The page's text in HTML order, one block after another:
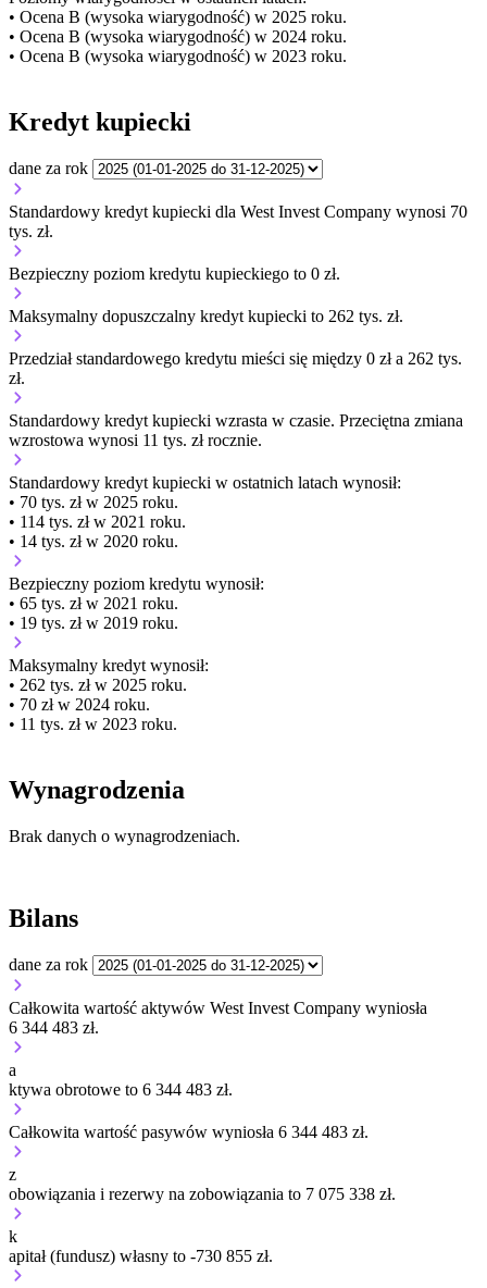
• Ocena B (wysoka wiarygodność) w 2025 roku.
• Ocena B (wysoka wiarygodność) w 2024 roku.
• Ocena B (wysoka wiarygodność) w 2023 roku.
Kredyt kupiecki
dane za rok
Standardowy kredyt kupiecki dla West Invest Company wynosi 70
tys. zł.
Bezpieczny poziom kredytu kupieckiego to 0 zł.
Maksymalny dopuszczalny kredyt kupiecki to 262 tys. zł.
Przedział standardowego kredytu mieści się między 0 zł a 262 tys.
zł.
Standardowy kredyt kupiecki wzrasta w czasie. Przeciętna zmiana
wzrostowa wynosi 11 tys. zł rocznie.
Standardowy kredyt kupiecki w ostatnich latach wynosił:
• 70 tys. zł w 2025 roku.
• 114 tys. zł w 2021 roku.
• 14 tys. zł w 2020 roku.
Bezpieczny poziom kredytu wynosił:
• 65 tys. zł w 2021 roku.
• 19 tys. zł w 2019 roku.
Maksymalny kredyt wynosił:
• 262 tys. zł w 2025 roku.
• 70 zł w 2024 roku.
• 11 tys. zł w 2023 roku.
Wynagrodzenia
Brak danych o wynagrodzeniach.
Bilans
dane za rok
Całkowita wartość aktywów West Invest Company wyniosła
6 344 483 zł.
a
ktywa obrotowe to 6 344 483 zł.
Całkowita wartość pasywów wyniosła 6 344 483 zł.
z
obowiązania i rezerwy na zobowiązania to 7 075 338 zł.
k
apitał (fundusz) własny to -730 855 zł.